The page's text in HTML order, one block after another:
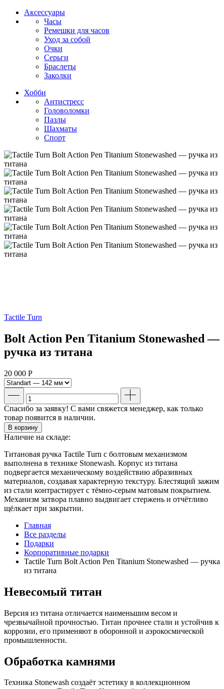
Аксессуары
Часы
Ремешки для часов
Уход за собой
Очки
Серьги
Браслеты
Заколки
Хобби
Антистресс
Головоломки
Пазлы
Шахматы
Спорт
Tactile Turn
Bolt Action Pen Titanium Stonewashed —
ручка из титана
20 000 Р
Спасибо за заявку! С вами свяжется менеджер, как только
товар появится в наличии.
В корзину
Наличие на складе:
Титановая ручка Tactile Turn с болтовым механизмом
выполнена в технике Stonewash. Корпус из титана
подвергается механическому воздействию абразивных
материалов, создавая характерную текстуру. Блестящий зажим
из стали контрастирует с тёмно-серым матовым покрытием.
Механизм затвора плавно выдвигает стержень и отчётливо
щёлкает при закрытии.
Главная
Все разделы
Подарки
Корпоративные подарки
Tactile Turn Bolt Action Pen Titanium Stonewashed — ручка
из титана
Невесомый титан
Версия из титана отличается наименьшим весом и
чрезвычайной прочностью. Титан прочнее стали и устойчив к
коррозии, его применяют в оборонной и аэрокосмической
промышленности.
Обработка камнями
Техника Stonewash создаёт эстетику в коллекционном